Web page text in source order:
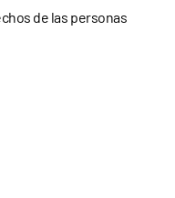
de las personas